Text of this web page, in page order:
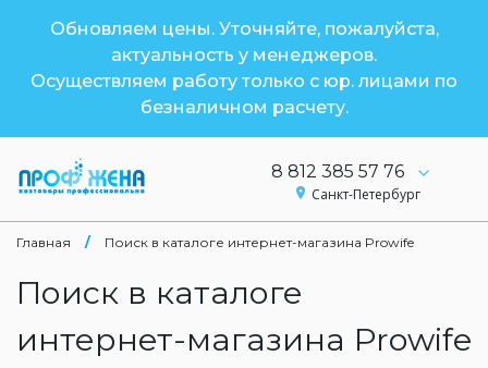
Обновляем цены. Уточняйте, пожалуйста,
актуальность у менеджеров.
Осуществляем работу только с юр. лицами по
безналичном расчету.
8 812 385 57 76
Санкт-Петербург
Главная / Поиск в каталоге интернет-магазина Prowife
Поиск в каталоге
интернет-магазина Prowife